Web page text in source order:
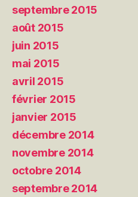
septembre 2015
août 2015
juin 2015
mai 2015
avril 2015
février 2015
janvier 2015
décembre 2014
novembre 2014
octobre 2014
septembre 2014